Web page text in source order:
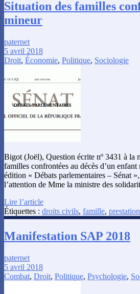
Situation des familles
mineur
paternet
5 avril 2018
Droit, Économie, Politique, Sociologie
Bigot (Joël), Question écrite nº 3431 à la
familles confrontées au décès d’un
édition « Débats parlementaires – Sénat
l’attention de Mme la ministre des
Lire l’article
Étiquettes : droits civils, famille,
Manifestation SAP 2018
paternet
5 avril 2018
Combat, Droit, Politique, Psychologie,